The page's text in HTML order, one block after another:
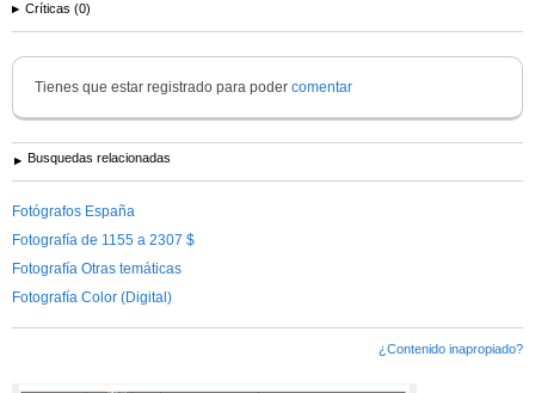
Críticas (0)
Tienes que estar registrado para poder comentar
Busquedas relacionadas
Fotógrafos España
Fotografía de 1155 a 2307 $
Fotografía Otras temáticas
Fotografía Color (Digital)
¿Contenido inapropiado?